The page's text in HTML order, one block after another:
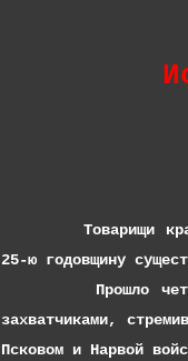
Товарищи
25-ю годовщину
Прошло четверть
захватчиками,
Псковом и Нарвой